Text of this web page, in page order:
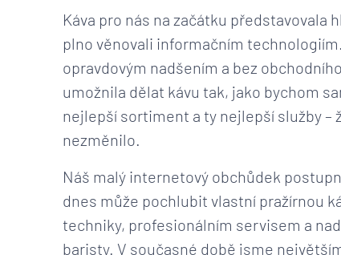
Káva pro nás na začátku představovala
plno věnovali informačním
opravdovým nadšením a bez
umožnila dělat kávu tak, jako bychom
nejlepší sortiment a ty nejlepší služby –
nezměnilo.
Náš malý internetový obchůdek
dnes může pochlubit vlastní pražírnou
techniky, profesionálním servisem a
baristy. V současné době jsme